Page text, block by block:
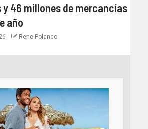
46 millones de mercancías
año
Rene Polanco